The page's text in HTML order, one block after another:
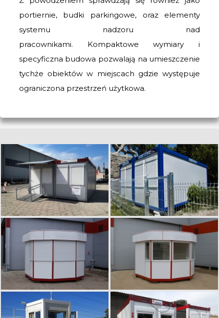
portiernie, budki parkingowe, oraz elementy
systemu nadzoru nad
pracownikami. Kompaktowe wymiary i
specyficzna budowa pozwalają na umieszczenie
tychże obiektów w miejscach gdzie występuje
ograniczona przestrzeń użytkowa.